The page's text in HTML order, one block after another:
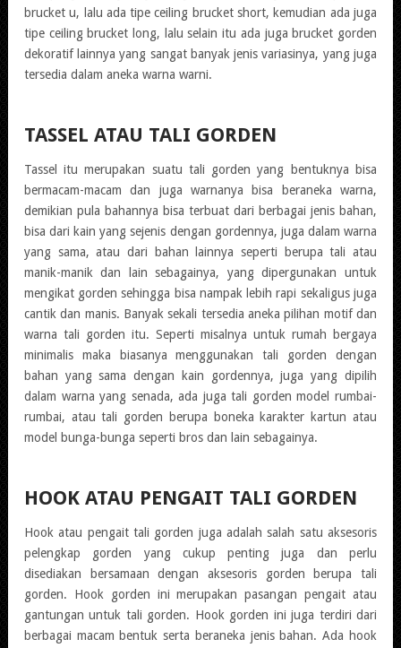
brucket u, lalu ada tipe ceiling brucket short, kemudian ada juga
tipe ceiling brucket long, lalu selain itu ada juga brucket gorden
dekoratif lainnya yang sangat banyak jenis variasinya, yang juga
tersedia dalam aneka warna warni.
TASSEL ATAU TALI GORDEN
Tassel itu merupakan suatu tali gorden yang bentuknya bisa
bermacam-macam dan juga warnanya bisa beraneka warna,
demikian pula bahannya bisa terbuat dari berbagai jenis bahan,
bisa dari kain yang sejenis dengan gordennya, juga dalam warna
yang sama, atau dari bahan lainnya seperti berupa tali atau
manik-manik dan lain sebagainya, yang dipergunakan untuk
mengikat gorden sehingga bisa nampak lebih rapi sekaligus juga
cantik dan manis. Banyak sekali tersedia aneka pilihan motif dan
warna tali gorden itu. Seperti misalnya untuk rumah bergaya
minimalis maka biasanya menggunakan tali gorden dengan
bahan yang sama dengan kain gordennya, juga yang dipilih
dalam warna yang senada, ada juga tali gorden model rumbai-
rumbai, atau tali gorden berupa boneka karakter kartun atau
model bunga-bunga seperti bros dan lain sebagainya.
HOOK ATAU PENGAIT TALI GORDEN
Hook atau pengait tali gorden juga adalah salah satu aksesoris
pelengkap gorden yang cukup penting juga dan perlu
disediakan bersamaan dengan aksesoris gorden berupa tali
gorden. Hook gorden ini merupakan pasangan pengait atau
gantungan untuk tali gorden. Hook gorden ini juga terdiri dari
berbagai macam bentuk serta beraneka jenis bahan. Ada hook